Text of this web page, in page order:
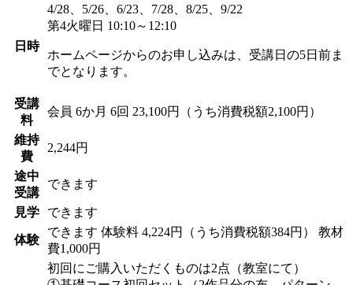
日時
4/28、5/26、6/23、7/28、8/25、9/22
第4火曜日 10:10～12:10
ホームページからのお申し込みは、受講日の5日前ま
でとなります。
受講
料
会員 6か月 6回 23,100円（うち消費税額2,100円）
維持
費
2,244円
途中
受講
できます
見学 できます
体験
できます 体験料 4,224円（うち消費税額384円） 教材
費1,000円
初回にご購入いただくものは2点（教室にて）